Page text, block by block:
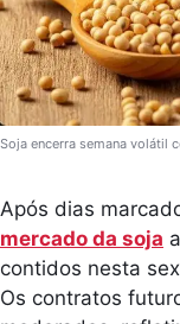
Soja encerra semana volátil
Após dias
mercado da soja
contidos nesta
Os contratos